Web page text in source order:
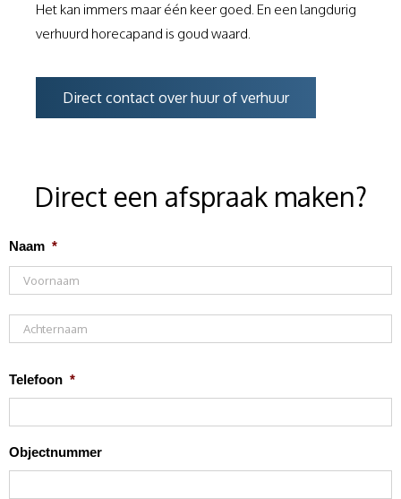
Het kan immers maar één keer goed. En een langdurig
verhuurd horecapand is goud waard.
Direct contact over huur of verhuur
Direct een afspraak maken?
Naam *
Telefoon *
Objectnummer